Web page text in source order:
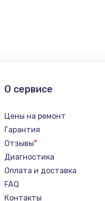
О сервисе
Цены на ремонт
Гарантия
Отзывы
Диагностика
Оплата и доставка
FAQ
Контакты